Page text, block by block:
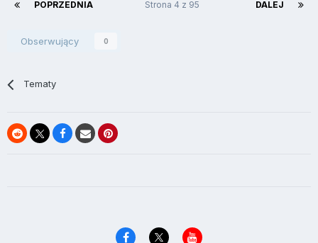
POPRZEDNIA DALEJ
Strona 4 z 95
Obserwujący 0
Tematy